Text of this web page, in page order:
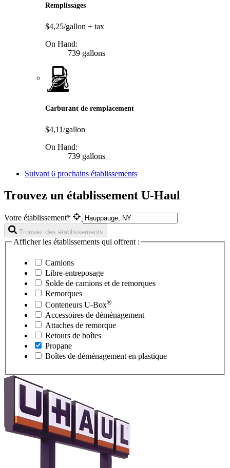
Remplissages
$4,25/gallon + tax
On Hand:
739 gallons
Carburant de remplacement
$4,11/gallon
On Hand:
739 gallons
Suivant 6 prochains établissements
Trouvez un établissement U-Haul
Votre établissement*
Trouvez des établissements
Afficher les établissements qui offrent :
Camions
Libre-entreposage
Solde de camions et de remorques
Remorques
Conteneurs U-Box®
Accessoires de déménagement
Attaches de remorque
Retours de boîtes
Propane
Boîtes de déménagement en plastique